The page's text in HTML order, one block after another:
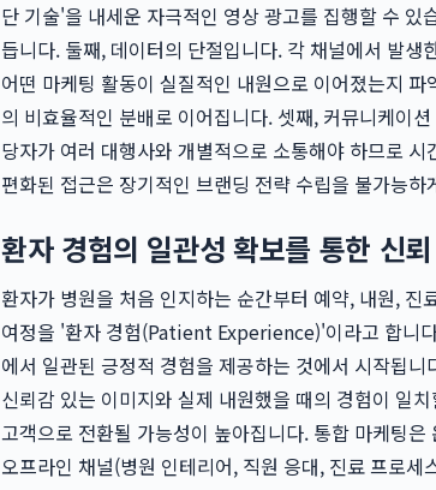
단 기술'을 내세운 자극적인 영상 광고를 집행할 수 있
듭니다. 둘째, 데이터의 단절입니다. 각 채널에서 발생
어떤 마케팅 활동이 실질적인 내원으로 이어졌는지
의 비효율적인 분배로 이어집니다. 셋째, 커뮤니케이
당자가 여러 대행사와 개별적으로 소통해야 하므로
편화된 접근은 장기적인 브랜딩 전략 수립을 불가능
환자 경험의 일관성 확보를 통한 신
환자가 병원을 처음 인지하는 순간부터 예약, 내원, 진
여정을 '환자 경험(Patient Experience)'이라고 합니
에서 일관된 긍정적 경험을 제공하는 것에서 시작됩
신뢰감 있는 이미지와 실제 내원했을 때의 경험이 일
고객으로 전환될 가능성이 높아집니다. 통합 마케팅
오프라인 채널(병원 인테리어, 직원 응대, 진료 프로세